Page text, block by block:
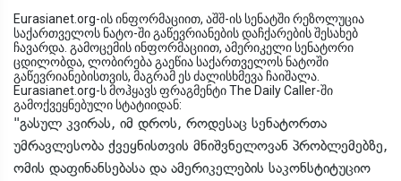
Eurasianet.org-ის ინფორმაციით, აშშ-ის სენატში რეზოლუცია
საქართველოს ნატო-ში გაწევრიანების დაჩქარების შესახებ
ჩავარდა. გამოცემის ინფორმაციით, ამერიკელი სენატორი
ცდილობდა, ლობირება გაეწია საქართველოს ნატოში
გაწევრიანებისთვის, მაგრამ ეს ძალისხმევა ჩაიშალა.
Eurasianet.org-ს მოჰყავს ფრაგმენტი The Daily Caller-ში
გამოქვეყნებული სტატიიდან:
"გასულ კვირას, იმ დროს, როდესაც სენატორთა
უმრავლესობა ქვეყნისთვის მნიშვნელოვან პრობლემებზე,
ომის დაფინანსებასა და ამერიკელების საკონსტიტუციო